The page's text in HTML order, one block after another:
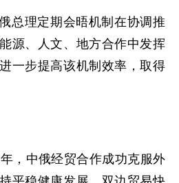
总理定期会晤机制在协调推
源、人文、地方合作中发挥
一步提高该机制效率，取得
，中俄经贸合作成功克服外